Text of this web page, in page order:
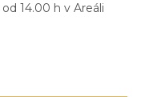
od 14.00 h v Areáli